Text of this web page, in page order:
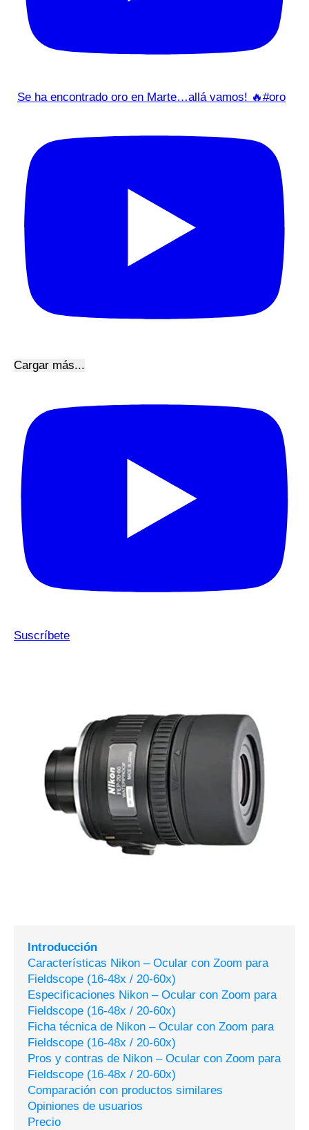
Se ha encontrado oro en Marte…allá vamos! 🔥#oro
Cargar más...
Suscríbete
Introducción
Características Nikon – Ocular con Zoom para
Fieldscope (16-48x / 20-60x)
Especificaciones Nikon – Ocular con Zoom para
Fieldscope (16-48x / 20-60x)
Ficha técnica de Nikon – Ocular con Zoom para
Fieldscope (16-48x / 20-60x)
Pros y contras de Nikon – Ocular con Zoom para
Fieldscope (16-48x / 20-60x)
Comparación con productos similares
Opiniones de usuarios
Precio